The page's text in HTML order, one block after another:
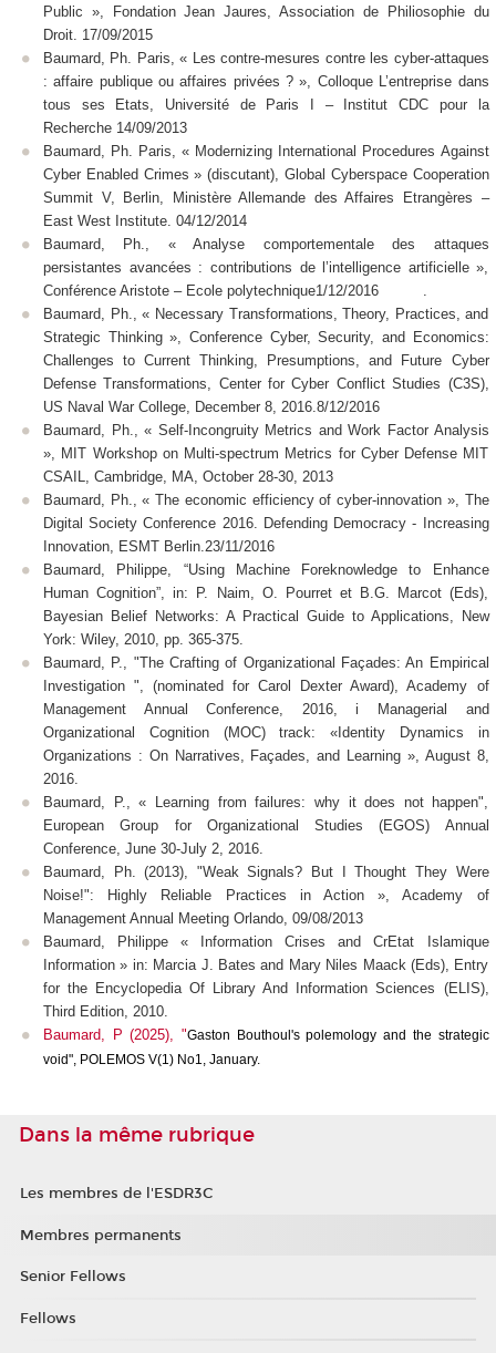
Public », Fondation Jean Jaures, Association de Philiosophie du
Droit. 17/09/2015
Baumard, Ph. Paris, « Les contre-mesures contre les cyber-attaques
: affaire publique ou affaires privées ? », Colloque L’entreprise dans
tous ses Etats, Université de Paris I – Institut CDC pour la
Recherche 14/09/2013
Baumard, Ph. Paris, « Modernizing International Procedures Against
Cyber Enabled Crimes » (discutant), Global Cyberspace Cooperation
Summit V, Berlin, Ministère Allemande des Affaires Etrangères –
East West Institute. 04/12/2014
Baumard, Ph., « Analyse comportementale des attaques
persistantes avancées : contributions de l’intelligence artificielle »,
Conférence Aristote – Ecole polytechnique1/12/2016 .
Baumard, Ph., « Necessary Transformations, Theory, Practices, and
Strategic Thinking », Conference Cyber, Security, and Economics:
Challenges to Current Thinking, Presumptions, and Future Cyber
Defense Transformations, Center for Cyber Conflict Studies (C3S),
US Naval War College, December 8, 2016.8/12/2016
Baumard, Ph., « Self-Incongruity Metrics and Work Factor Analysis
», MIT Workshop on Multi-spectrum Metrics for Cyber Defense MIT
CSAIL, Cambridge, MA, October 28-30, 2013
Baumard, Ph., « The economic efficiency of cyber-innovation », The
Digital Society Conference 2016. Defending Democracy - Increasing
Innovation, ESMT Berlin.23/11/2016
Baumard, Philippe, “Using Machine Foreknowledge to Enhance
Human Cognition”, in: P. Naim, O. Pourret et B.G. Marcot (Eds),
Bayesian Belief Networks: A Practical Guide to Applications, New
York: Wiley, 2010, pp. 365-375.
Baumard, P., "The Crafting of Organizational Façades: An Empirical
Investigation ", (nominated for Carol Dexter Award), Academy of
Management Annual Conference, 2016, i Managerial and
Organizational Cognition (MOC) track: «Identity Dynamics in
Organizations : On Narratives, Façades, and Learning », August 8,
2016.
Baumard, P., « Learning from failures: why it does not happen",
European Group for Organizational Studies (EGOS) Annual
Conference, June 30-July 2, 2016.
Baumard, Ph. (2013), "Weak Signals? But I Thought They Were
Noise!": Highly Reliable Practices in Action », Academy of
Management Annual Meeting Orlando, 09/08/2013
Baumard, Philippe « Information Crises and CrEtat Islamique
Information » in: Marcia J. Bates and Mary Niles Maack (Eds), Entry
for the Encyclopedia Of Library And Information Sciences (ELIS),
Third Edition, 2010.
Baumard, P (2025), "Gaston Bouthoul's polemology and the strategic
void", POLEMOS V(1) No1, January.
Dans la même rubrique
Les membres de l'ESDR3C
Membres permanents
Senior Fellows
Fellows